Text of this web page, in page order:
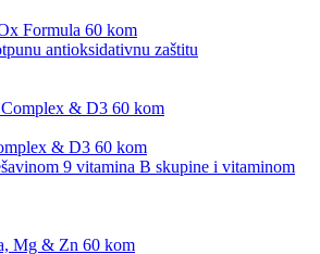
Formula 60 kom
antioksidativnu zaštitu
& D3 60 kom
9 vitamina B skupine i vitaminom